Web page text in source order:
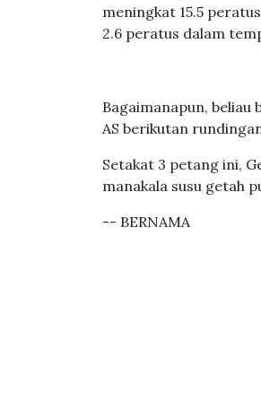
meningkat 15.5
2.6 peratus dalam
Bagaimanapun,
AS berikutan
Setakat 3 petang ini,
manakala susu getah
-- BERNAMA